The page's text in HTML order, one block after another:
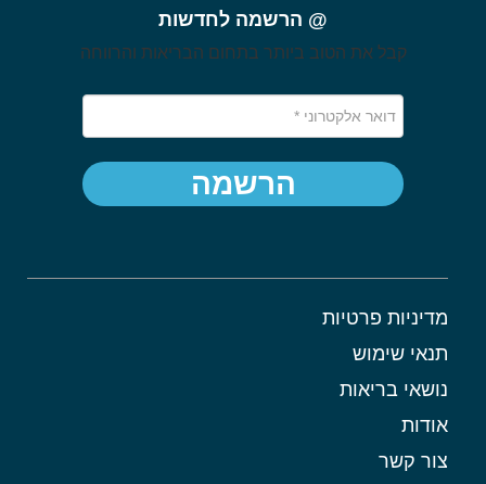
מדיניות פרטיות
תנאי שימוש
נושאי בריאות
אודות
צור קשר
@ הרשמה לחדשות
קבל את הטוב ביותר בתחום הבריאות והרווחה
הרשמה